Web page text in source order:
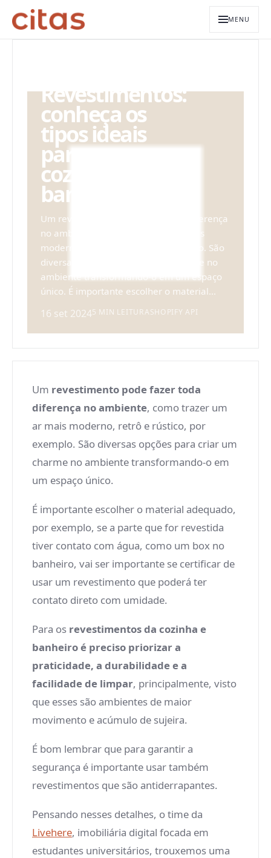
MENU
Revestimentos:
conheça os
tipos ideais
para sua
cozinha e
banheiro
Um revestimento pode fazer toda diferença
no ambiente , como trazer um ar mais
moderno, retrô e rústico, por exemplo. São
diversas opções para criar um charme no
ambiente transformando-o em um espaço
único. É importante escolher o material...
16 set 20245 MIN LEITURASHOPIFY API
Um revestimento pode fazer toda
diferença no ambiente, como trazer um
ar mais moderno, retrô e rústico, por
exemplo. São diversas opções para criar um
charme no ambiente transformando-o em
um espaço único.
É importante escolher o material adequado,
por exemplo, se a parte que for revestida
tiver contato com água, como um box no
banheiro, vai ser importante se certificar de
usar um revestimento que poderá ter
contato direto com umidade.
Para os revestimentos da cozinha e
banheiro é preciso priorizar a
praticidade, a durabilidade e a
facilidade de limpar, principalmente, visto
que esses são ambientes de maior
movimento e acúmulo de sujeira.
É bom lembrar que para garantir a
segurança é importante usar também
revestimentos que são antiderrapantes.
Pensando nesses detalhes, o time da
Livehere, imobiliária digital focada em
estudantes universitários, trouxemos uma